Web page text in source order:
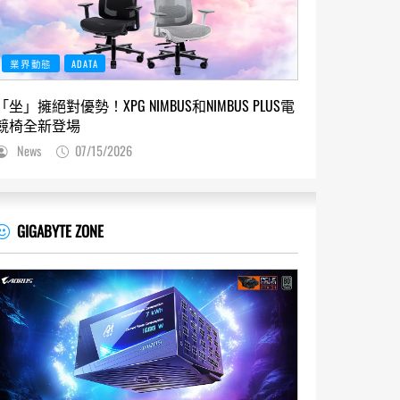
業界動態 ADATA
坐」擁絕對優勢！XPG NIMBUS和NIMBUS PLUS電
椅全新登場
News 07/15/2026
GIGABYTE ZONE